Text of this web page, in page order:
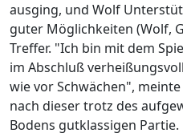
ausging, und Wolf
guter Möglichkeiten (Wolf,
Treffer. "Ich bin mit dem
im Abschluß
wie vor Schwächen",
nach dieser trotz des
Bodens gutklassigen